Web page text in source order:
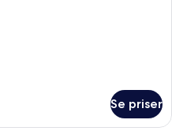
Se priser